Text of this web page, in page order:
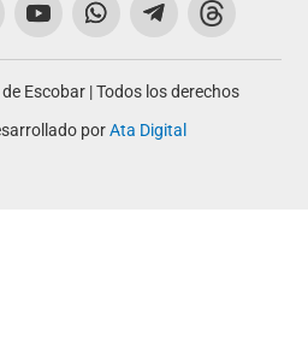
Escobar | Todos los derechos
porAta Digital